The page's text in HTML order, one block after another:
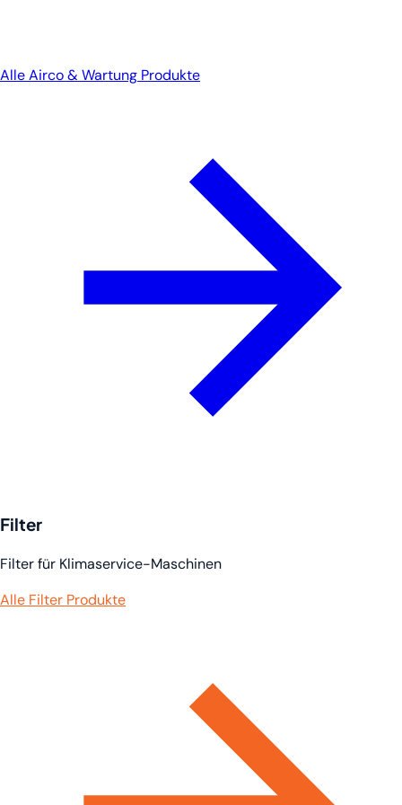
Alle Airco & Wartung Produkte
Filter
Filter für Klimaservice-Maschinen
Alle Filter Produkte